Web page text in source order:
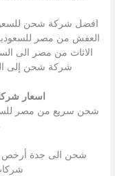
افضل شركة شحن
العفش من مصر
الاثاث من مصر الى
شركة شحن إلى
اسعار
شحن سريع من مصر
شحن الى جدة